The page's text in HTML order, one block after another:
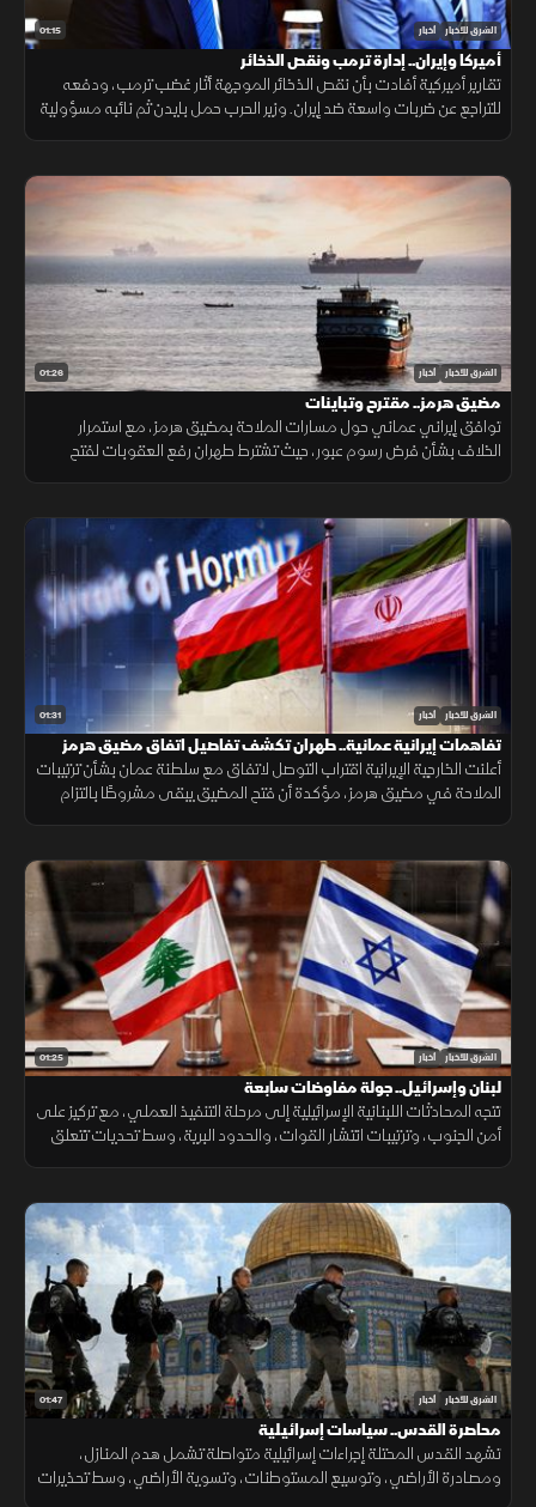
01:15 الشرق للأخبار أخبار
أميركا وإيران.. إدارة ترمب ونقص الذخائر
تقارير أميركية أفادت بأن نقص الذخائر الموجهة أثار غضب ترمب، ودفعه
للتراجع عن ضربات واسعة ضد إيران. وزير الحرب حمل بايدن ثم نائبه مسؤولية
01:26 الشرق للأخبار أخبار
مضيق هرمز.. مقترح وتباينات
توافق إيراني عماني حول مسارات الملاحة بمضيق هرمز، مع استمرار
الخلاف بشأن فرض رسوم عبور، حيث تشترط طهران رفع العقوبات لفتح
01:31 الشرق للأخبار أخبار
تفاهمات إيرانية عمانية.. طهران تكشف تفاصيل اتفاق مضيق هرمز
أعلنت الخارجية الإيرانية اقتراب التوصل لاتفاق مع سلطنة عمان بشأن ترتيبات
الملاحة في مضيق هرمز، مؤكدة أن فتح المضيق يبقى مشروطًا بالتزام
01:25 الشرق للأخبار أخبار
لبنان وإسرائيل.. جولة مفاوضات سابعة
تتجه المحادثات اللبنانية الإسرائيلية إلى مرحلة التنفيذ العملي، مع تركيز على
أمن الجنوب، وترتيبات انتشار القوات، والحدود البرية، وسط تحديات تتعلق
01:47 الشرق للأخبار أخبار
محاصرة القدس.. سياسات إسرائيلية
تشهد القدس المحتلة إجراءات إسرائيلية متواصلة تشمل هدم المنازل،
ومصادرة الأراضي، وتوسيع المستوطنات، وتسوية الأراضي، وسط تحذيرات